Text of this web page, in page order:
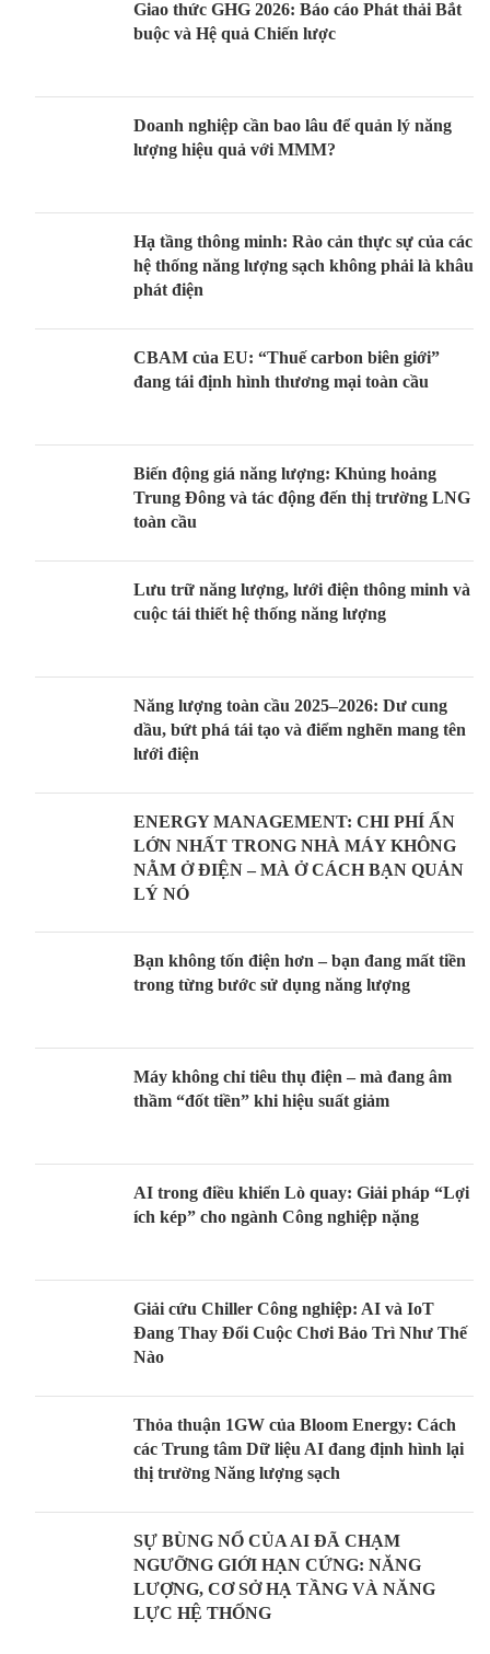
Giao thức GHG 2026: Báo cáo Phát thải Bắt
buộc và Hệ quả Chiến lược
Doanh nghiệp cần bao lâu để quản lý năng
lượng hiệu quả với MMM?
Hạ tầng thông minh: Rào cản thực sự của các
hệ thống năng lượng sạch không phải là khâu
phát điện
CBAM của EU: “Thuế carbon biên giới”
đang tái định hình thương mại toàn cầu
Biến động giá năng lượng: Khủng hoảng
Trung Đông và tác động đến thị trường LNG
toàn cầu
Lưu trữ năng lượng, lưới điện thông minh và
cuộc tái thiết hệ thống năng lượng
Năng lượng toàn cầu 2025–2026: Dư cung
dầu, bứt phá tái tạo và điểm nghẽn mang tên
lưới điện
ENERGY MANAGEMENT: CHI PHÍ ẨN
LỚN NHẤT TRONG NHÀ MÁY KHÔNG
NẰM Ở ĐIỆN – MÀ Ở CÁCH BẠN QUẢN
LÝ NÓ
Bạn không tốn điện hơn – bạn đang mất tiền
trong từng bước sử dụng năng lượng
Máy không chỉ tiêu thụ điện – mà đang âm
thầm “đốt tiền” khi hiệu suất giảm
AI trong điều khiển Lò quay: Giải pháp “Lợi
ích kép” cho ngành Công nghiệp nặng
Giải cứu Chiller Công nghiệp: AI và IoT
Đang Thay Đổi Cuộc Chơi Bảo Trì Như Thế
Nào
Thỏa thuận 1GW của Bloom Energy: Cách
các Trung tâm Dữ liệu AI đang định hình lại
thị trường Năng lượng sạch
SỰ BÙNG NỔ CỦA AI ĐÃ CHẠM
NGƯỠNG GIỚI HẠN CỨNG: NĂNG
LƯỢNG, CƠ SỞ HẠ TẦNG VÀ NĂNG
LỰC HỆ THỐNG